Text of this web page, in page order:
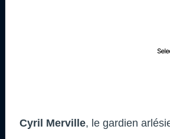
Cyril Merville, le gardien